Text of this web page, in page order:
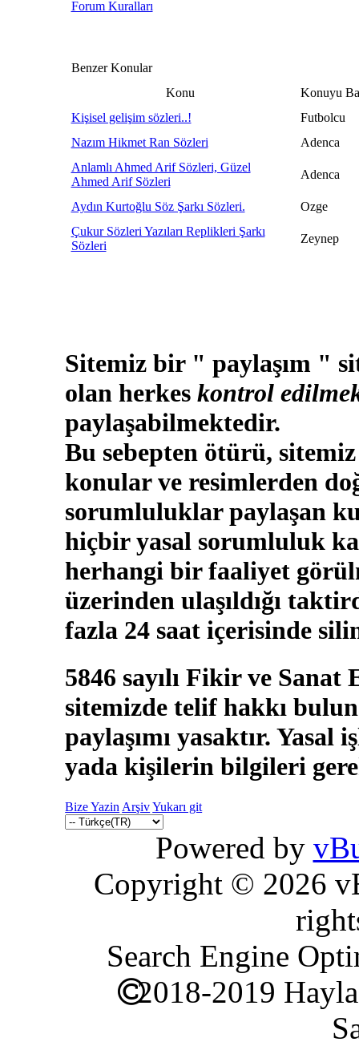
Forum Kuralları
Benzer Konular
Konu
Konuyu
Kişisel gelişim sözleri..!
Futbolcu
Nazım Hikmet Ran Sözleri
Adenca
Anlamlı Ahmed Arif Sözleri, Güzel
Ahmed Arif Sözleri
Adenca
Aydın Kurtoğlu Söz Şarkı Sözleri.
Ozge
Çukur Sözleri Yazıları Replikleri Şarkı
Sözleri
Zeynep
Sitemiz bir " paylaşım "
olan herkeskontrol
paylaşabilmektedir.
Bu sebepten ötürü,
konular ve resimlerden
sorumluluklar paylaşan
hiçbir yasal sorumluluk
herhangi bir faaliyet
üzerinden ulaşıldığı
fazla 24 saat içerisinde
5846 sayılı Fikir ve
sitemizde telif hakkı
paylaşımı yasaktır. Yasal
yada kişilerin bilgileri
Bize Yazin ArşivYukarı git
Powered by
Copyright © 2026
Search Engine
2018-2019